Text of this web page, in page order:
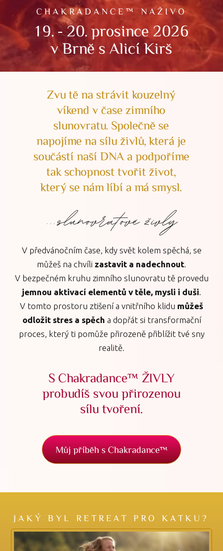
CHAKRADANCE™ NAŽIVO
19. - 20. prosince 2026
v Brně s Alicí Kirš
Zvu tě na strávit kouzelný
víkend v čase zimního
slunovratu. Společně se
napojíme na sílu živlů, která je
součástí naší DNA a podpoříme
tak schopnost tvořit život,
který se nám líbí a má smysl.
...slunovratové živly
V předvánočním čase, kdy svět kolem spěchá, se
můžeš na chvíli zastavit a nadechnout.
V bezpečném kruhu zimního slunovratu tě provedu
jemnou aktivací elementů v těle, mysli i duši.
V tomto prostoru ztišení a vnitřního klidu můžeš
odložit stres a spěch a dopřát si transformační
proces, který ti pomůže přirozeně přiblížit tvé sny
realitě.
S Chakradance™ ŽIVLY
probudíš svou přirozenou
sílu tvoření.
Můj příběh s Chakradance™
JAKÝ BYL RETREAT PRO KATKU?